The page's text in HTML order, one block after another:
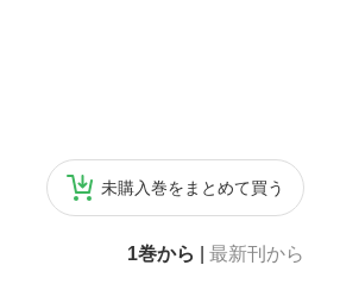
未購入巻をまとめて買う
1巻から 最新刊から